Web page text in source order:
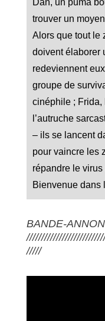
trouver un
Alors que tout le
doivent élaborer
redeviennent
groupe de
cinéphile ; Frida,
l’autruche
– ils se lancent
pour vaincre les
répandre le
Bienvenue dans
BANDE-
/////